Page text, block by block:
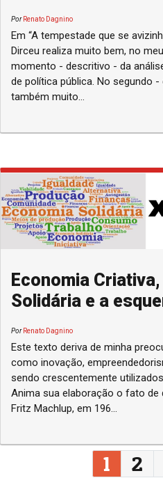
PorRenato Dagnino
Em “A tempestade que se
Dirceu realiza muito bem, no
momento - descritivo - da
de política pública. No segundo
também muito...
Economia
Solidária e a
PorRenato Dagnino
Este texto deriva de minha
como inovação,
sendo crescentemente
Anima sua elaboração o fato de
Fritz Machlup, em 196...
Navegação entre posts
1 2